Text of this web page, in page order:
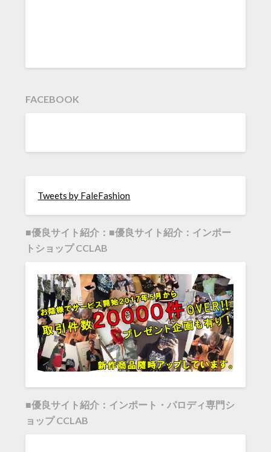
FACEBOOK
Tweets by FaleFashion
■優良サイト紹介：■優良サイト紹介：インポー
トショップ CCLAB
■優良サイト紹介：インポート・パロディ専門シ
ョップ CCLAB